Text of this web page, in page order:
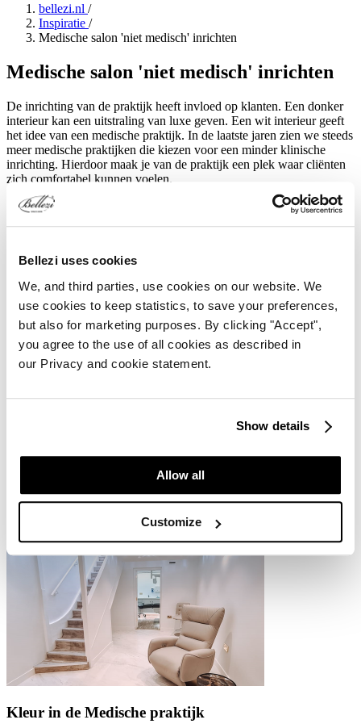
Bellezi uses cookies
We, and third parties, use cookies on our website. We
use cookies to keep statistics, to save your preferences,
but also for marketing purposes. By clicking "Accept",
you agree to the use of all cookies as described in
our Privacy and cookie statement.
Show details
Allow all
Customize
bellezi.nl /
Inspiratie /
Medische salon 'niet medisch' inrichten
Medische salon 'niet medisch' inrichten
De inrichting van de praktijk heeft invloed op klanten. Een donker
interieur kan een uitstraling van luxe geven. Een wit interieur geeft
het idee van een medische praktijk. In de laatste jaren zien we steeds
meer medische praktijken die kiezen voor een minder klinische
inrichting. Hierdoor maak je van de praktijk een plek waar cliënten
zich comfortabel kunnen voelen.
Jitske · 10-07-2023
Kleur in de Medische praktijk